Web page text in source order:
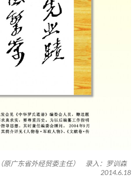
原广东省外经贸委主任） 录入：罗训森
2014.6.18